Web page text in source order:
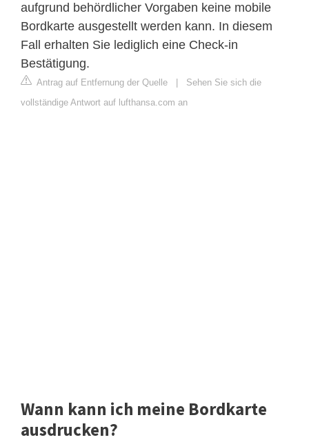
aufgrund behördlicher Vorgaben keine mobile
Bordkarte ausgestellt werden kann. In diesem
Fall erhalten Sie lediglich eine Check-in
Bestätigung.
Antrag auf Entfernung der Quelle
Sehen Sie sich die
vollständige Antwort auf lufthansa.com an
Wann kann ich meine Bordkarte
ausdrucken?